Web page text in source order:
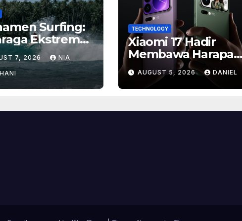
Surfing:
Ekstrem
Hadiah
7, 2026 NIA
TECHNOLOGY
Xiaomi 17 Hadir
Membawa Harapan
Baru, Inilah Alasan
Banyak Orang
Menantikan Ponsel
AUGUST 5, 2026 DANIEL